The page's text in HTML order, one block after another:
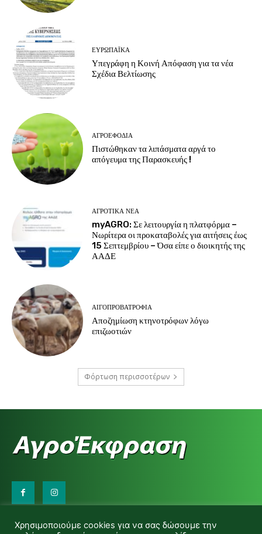
ΕΥΡΩΠΑΪΚΆ
Υπεγράφη η Κοινή Απόφαση για τα νέα
Σχέδια Βελτίωσης
ΑΓΡΟΕΦΌΔΙΑ
Πιστώθηκαν τα λιπάσματα αργά το
απόγευμα της Παρασκευής !
ΑΓΡΟΤΙΚΆ ΝΈΑ
myAGRO: Σε λειτουργία η πλατφόρμα –
Νωρίτερα οι προκαταβολές για αιτήσεις έως
15 Σεπτεμβρίου – Όσα είπε ο διοικητής της
ΑΑΔΕ
ΑΙΓΟΠΡΟΒΑΤΡΟΦΊΑ
Αποζημίωση κτηνοτρόφων λόγω
επιζωοτιών
Φόρτωση περισσοτέρων
d.makas@yahoo.gr
Χρησιμοποιούμε cookies για να σας δώσουμε την